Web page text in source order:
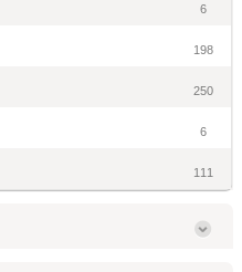
6
198
250
6
111